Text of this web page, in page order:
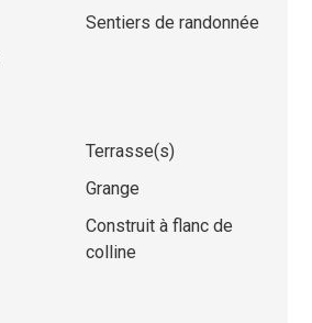
Sentiers de randonnée
Terrasse(s)
Grange
Construit à flanc de
colline